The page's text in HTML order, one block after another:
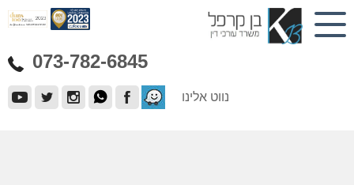
073-782-6845
נווט אלינו